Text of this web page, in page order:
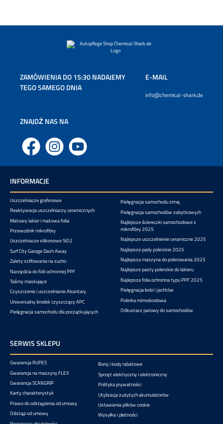
ZAMÓWIENIA DO 15:30 NADAJEMY
TEGO SAMEGO DNIA
E-MAIL
info@chemical-shark.de
ZNAJDŹ NAS NA
Facebook Instagram YouTube
INFORMACJE
Uszczelniacze grafenowe
Reaktywacja uszczelniaczy ceramicznych
Matowy lakier i matowa folia
Przewodnik mikrofibry
Uszczelniacze silikonowe SiO2
Surf City Garage Dash Away
Zalety szlifowania na sucho
Narzędzia do folii ochronnej PPF
Taśmy maskujące
Czyszczenie i uszczelnianie Alcantary
Uniwersalny środek czyszczący APC
Pielęgnacja samochodu dla początkujących
Pielęgnacja samochodu zimą
Pielęgnacja samochodów zabytkowych
Najlepsze ściereczki samochodowe z
mikrofibry 2025
Najlepsze uszczelnienie ceramiczne 2025
Najlepsze pady polerskie 2025
Najlepsza maszyna do polerowania 2025
Najlepsze pasty polerskie do lakieru
Najlepsza folia ochronna typu PPF 2025
Pielęgnacja łodzi i jachtów
Polerka mimośrodowa
Odkurzacz parowy do samochodów
SERWIS SKLEPU
Gwarancja RUPES
Gwarancja na maszyny FLEX
Gwarancja SCANGRIP
Karty charakterystyk
Prawo do odstąpienia od umowy
Odstąp od umowy
Bony i kody rabatowe
Sprzęt elektryczny i elektroniczny
Polityka prywatności
Utylizacja zużytych akumulatorów
Ustawienia plików cookie
Wysyłka i płatności